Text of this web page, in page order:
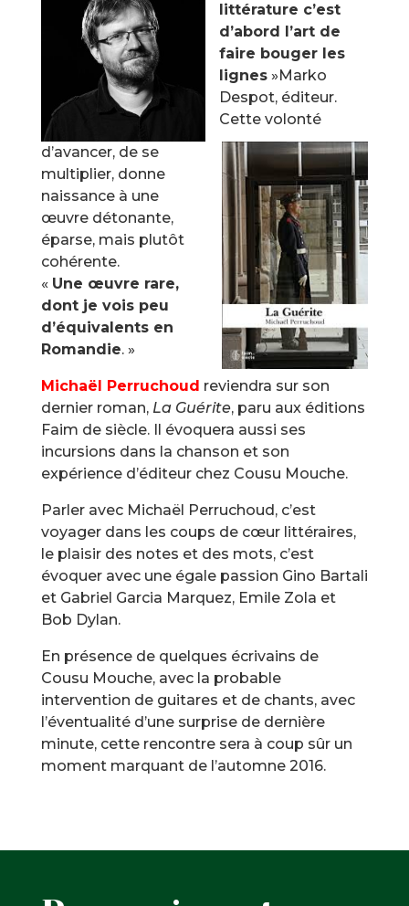
littérature c’est
d’abord l’art de
faire bouger les
lignes»Marko
Despot, éditeur.
Cette volonté
d’avancer, de se
multiplier, donne
naissance à une
œuvre détonante,
éparse, mais plutôt
cohérente.
« Une œuvre rare,
dont je vois peu
d’équivalents en
Romandie. »
Michaël Perruchoud reviendra sur son
dernier roman, La Guérite, paru aux éditions
Faim de siècle. Il évoquera aussi ses
incursions dans la chanson et son
expérience d’éditeur chez Cousu Mouche.
Parler avec Michaël Perruchoud, c’est
voyager dans les coups de cœur littéraires,
le plaisir des notes et des mots, c’est
évoquer avec une égale passion Gino Bartali
et Gabriel Garcia Marquez, Emile Zola et
Bob Dylan.
En présence de quelques écrivains de
Cousu Mouche, avec la probable
intervention de guitares et de chants, avec
l’éventualité d’une surprise de dernière
minute, cette rencontre sera à coup sûr un
moment marquant de l’automne 2016.